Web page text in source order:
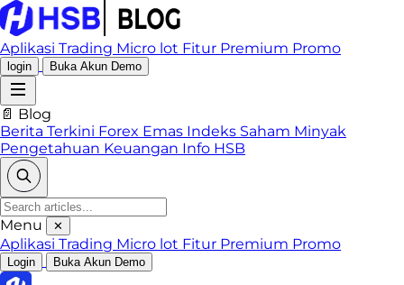
Aplikasi Trading Micro lot Fitur Premium Promo
login Buka Akun Demo
📄 Blog
Berita Terkini Forex Emas Indeks Saham Minyak
Pengetahuan Keuangan Info HSB
Menu ✕
Aplikasi Trading Micro lot Fitur Premium Promo
Login Buka Akun Demo